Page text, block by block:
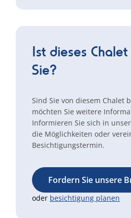
Ist dieses
Sie?
Sind Sie von diesem Chalet
möchten Sie weitere
Informieren Sie sich in
die Möglichkeiten oder
Besichtigungstermin.
Fordern Sie unsere
oder besichtigung planen